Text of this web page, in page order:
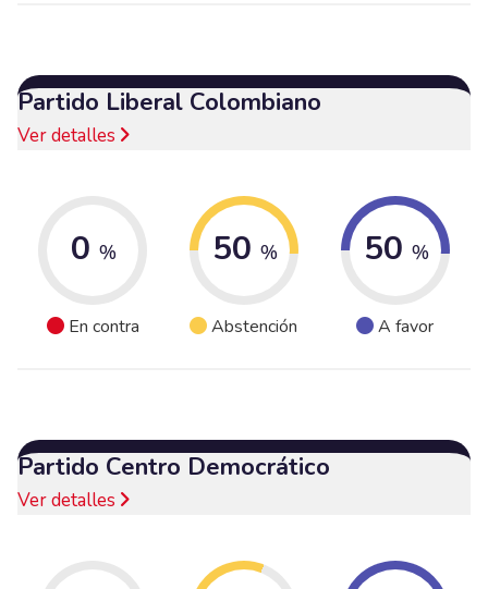
Partido Liberal Colombiano
Ver detalles
0 %
En contra
50 %
Abstención
50 %
A favor
Partido Centro Democrático
Ver detalles